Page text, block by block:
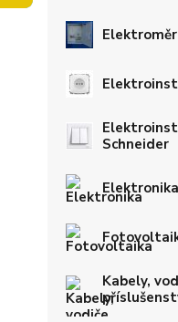
Schneider
Elektronika
Kabely,